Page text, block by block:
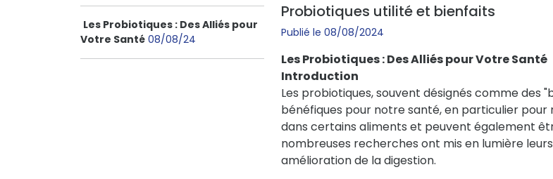
Les Probiotiques : Des Alliés pour
Votre Santé 08/08/24
Probiotiques utilité et bienfaits
Publié le 08/08/2024
Les Probiotiques : Des Alliés pour Votre Santé
Introduction
Les probiotiques, souvent désignés comme
bénéfiques pour notre santé, en particulier
dans certains aliments et peuvent également
nombreuses recherches ont mis en lumière
amélioration de la digestion.